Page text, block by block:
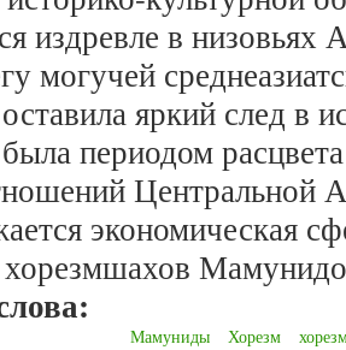
издревле в низовьях
могучей
яркий след в
периодом
Центральной
экономическая
хорезмшахов
Мамуниды Хорезм